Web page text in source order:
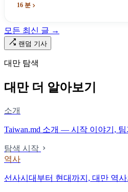
이름과 번호가 바뀌었다. 세대마다 앞
다. 마침내 푸유마·타로코 세대에 이
로 위에 깔렸다.
16 분
모든 최신 글 →
랜덤 기사
대만 탐색
대만 더 알아보기
소개
Taiwan.md 소개 — 시작 이야기, 팀
탐색 시작
역사
선사시대부터 현대까지, 대만 역